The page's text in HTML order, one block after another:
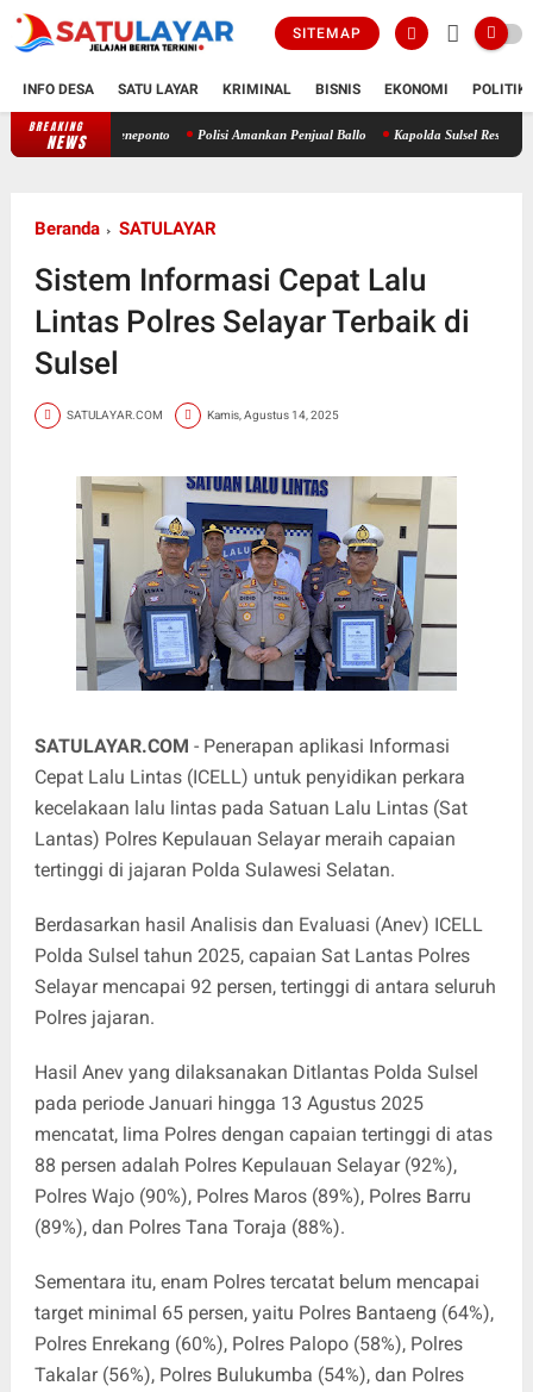
SITEMAP
INFO DESA SATU LAYAR KRIMINAL BISNIS EKONOMI POLITIK
BREAKING
NEWS AMBAE RoIP Dukung Jambore RAPI Daerah 24 Sulsel di Jeneponto
Beranda SATULAYAR
Sistem Informasi Cepat Lalu
Lintas Polres Selayar Terbaik di
Sulsel
SATULAYAR.COM Kamis, Agustus 14, 2025
SATULAYAR.COM - Penerapan aplikasi Informasi
Cepat Lalu Lintas (ICELL) untuk penyidikan perkara
kecelakaan lalu lintas pada Satuan Lalu Lintas (Sat
Lantas) Polres Kepulauan Selayar meraih capaian
tertinggi di jajaran Polda Sulawesi Selatan.
Berdasarkan hasil Analisis dan Evaluasi (Anev) ICELL
Polda Sulsel tahun 2025, capaian Sat Lantas Polres
Selayar mencapai 92 persen, tertinggi di antara seluruh
Polres jajaran.
Hasil Anev yang dilaksanakan Ditlantas Polda Sulsel
pada periode Januari hingga 13 Agustus 2025
mencatat, lima Polres dengan capaian tertinggi di atas
88 persen adalah Polres Kepulauan Selayar (92%),
Polres Wajo (90%), Polres Maros (89%), Polres Barru
(89%), dan Polres Tana Toraja (88%).
Sementara itu, enam Polres tercatat belum mencapai
target minimal 65 persen, yaitu Polres Bantaeng (64%),
Polres Enrekang (60%), Polres Palopo (58%), Polres
Takalar (56%), Polres Bulukumba (54%), dan Polres